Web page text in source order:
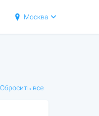
Москва
Сбросить все